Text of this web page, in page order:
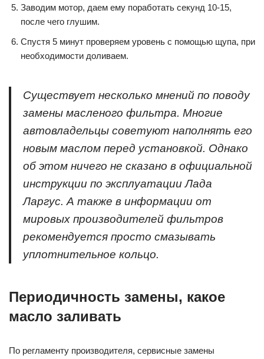
Заводим мотор, даем ему поработать секунд 10-15,
после чего глушим.
Спустя 5 минут проверяем уровень с помощью щупа, при
необходимости доливаем.
Существует несколько мнений по поводу
замены масленого фильтра. Многие
автовладельцы советуют наполнять его
новым маслом перед установкой. Однако
об этом ничего не сказано в официальной
инструкции по эксплуатации Лада
Ларгус. А также в информации от
мировых производителей фильтров
рекомендуется просто смазывать
уплотнительное кольцо.
Периодичность замены, какое
масло заливать
По регламенту производителя, сервисные замены